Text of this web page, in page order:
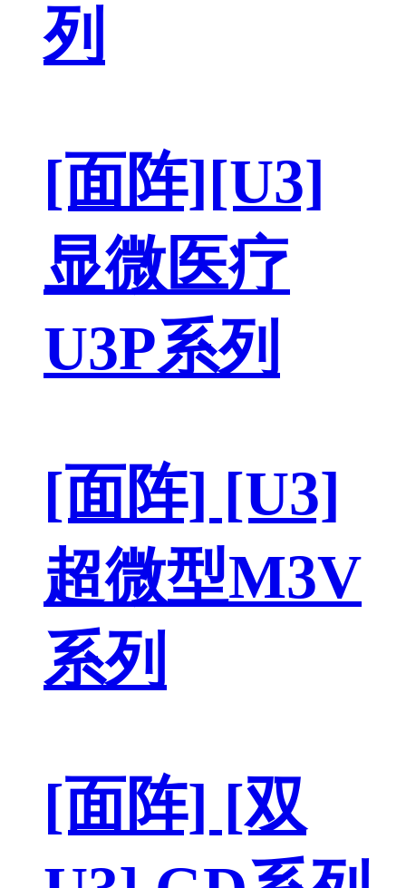
列
[面阵][U3]
显微医疗
U3P系列
[面阵] [U3]
超微型M3V
系列
[面阵] [双